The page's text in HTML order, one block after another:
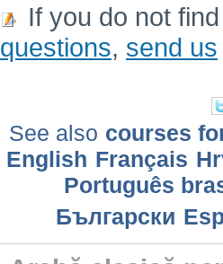
If you do not
questions, send us
See also courses
English Français
Português
Български